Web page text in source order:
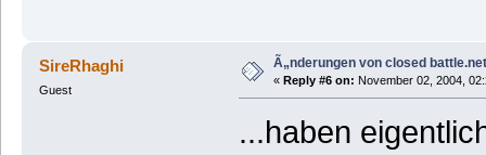
SireRhaghi
Guest
Ã„nderungen von closed
« Reply #6 on: November 02, 2004,
...haben